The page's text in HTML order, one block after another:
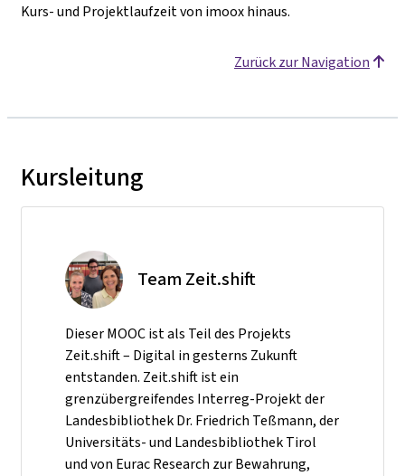
Kurs- und Projektlaufzeit von imoox hinaus.
Zurück zur Navigation
Kursleitung
Team Zeit.shift
Dieser MOOC ist als Teil des Projekts
Zeit.shift – Digital in gesterns Zukunft
entstanden. Zeit.shift ist ein
grenzübergreifendes Interreg-Projekt der
Landesbibliothek Dr. Friedrich Teßmann, der
Universitäts- und Landesbibliothek Tirol
und von Eurac Research zur Bewahrung,